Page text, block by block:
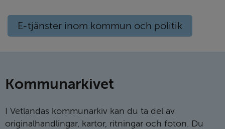
E-tjänster inom kommun och politik
Kommunar­kivet
I Vetlandas kommunarkiv kan du ta del av
originalhandlingar, kartor, ritningar och foton. Du